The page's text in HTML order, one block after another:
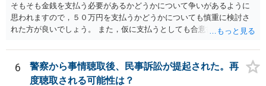
そもそも金銭を支払う必要があるかどうかについて争いがあるように
思われますので，５０万円を支払うかどうかについても慎重に検討さ
れた方が良いでしょう。 また，仮に支払うとしても合意書を交わし，
面を作成したうえで支払いをする必要があるでしょう。 一度弁護士に
相談をされた方が良いかと思われます。
6
警察から事情聴取後、民事訴訟が提起された。再
度聴取される可能性は？